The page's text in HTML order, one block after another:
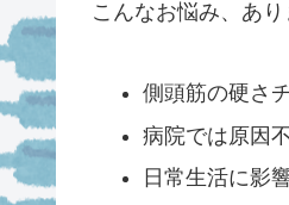
こんなお悩み、あり
側頭筋の硬さ
病院では原因
日常生活に影